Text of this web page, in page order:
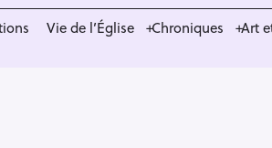
Vie de l’Église Chroniques Art